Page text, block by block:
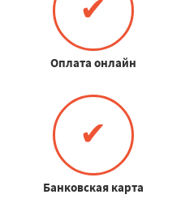
✔
Оплата онлайн
✔
Банковская карта